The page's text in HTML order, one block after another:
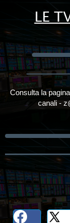
LE
Consulta la
canali -